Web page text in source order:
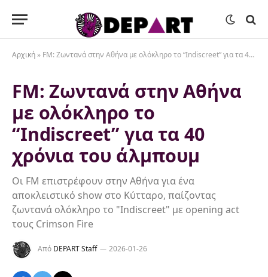
Αρχική » FM: Zωντανά στην Αθήνα με ολόκληρο το “Indiscreet” για τα 40 χρόνια του άλμπουμ
FM: Zωντανά στην Αθήνα
με ολόκληρο το
“Indiscreet” για τα 40
χρόνια του άλμπουμ
Οι FM επιστρέφουν στην Αθήνα για ένα
αποκλειστικό show στο Κύτταρο, παίζοντας
ζωντανά ολόκληρο το "Indiscreet" με opening act
τους Crimson Fire
Από DEPART Staff 2026-01-26